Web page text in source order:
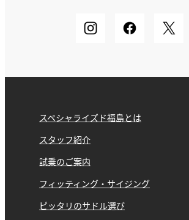
スペシャライズド福島とは
スタッフ紹介
試乗のご案内
フィッティング・サイジング
ピッタリのサドル選び